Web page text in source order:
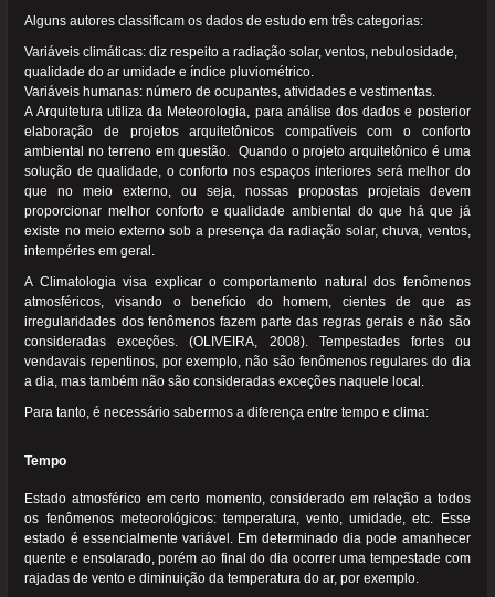
Alguns autores classificam os dados de estudo em três categorias:
Variáveis climáticas: diz respeito a radiação solar, ventos, nebulosidade,
qualidade do ar umidade e índice pluviométrico.
Variáveis humanas: número de ocupantes, atividades e vestimentas.
A Arquitetura utiliza da Meteorologia, para análise dos dados e posterior
elaboração de projetos arquitetônicos compatíveis com o conforto
ambiental no terreno em questão. Quando o projeto arquitetônico é uma
solução de qualidade, o conforto nos espaços interiores será melhor do
que no meio externo, ou seja, nossas propostas projetais devem
proporcionar melhor conforto e qualidade ambiental do que há que já
existe no meio externo sob a presença da radiação solar, chuva, ventos,
intempéries em geral.
A Climatologia visa explicar o comportamento natural dos fenômenos
atmosféricos, visando o benefício do homem, cientes de que as
irregularidades dos fenômenos fazem parte das regras gerais e não são
consideradas exceções. (OLIVEIRA, 2008). Tempestades fortes ou
vendavais repentinos, por exemplo, não são fenômenos regulares do dia
a dia, mas também não são consideradas exceções naquele local.
Para tanto, é necessário sabermos a diferença entre tempo e clima:
Tempo
Estado atmosférico em certo momento, considerado em relação a todos
os fenômenos meteorológicos: temperatura, vento, umidade, etc. Esse
estado é essencialmente variável. Em determinado dia pode amanhecer
quente e ensolarado, porém ao final do dia ocorrer uma tempestade com
rajadas de vento e diminuição da temperatura do ar, por exemplo.